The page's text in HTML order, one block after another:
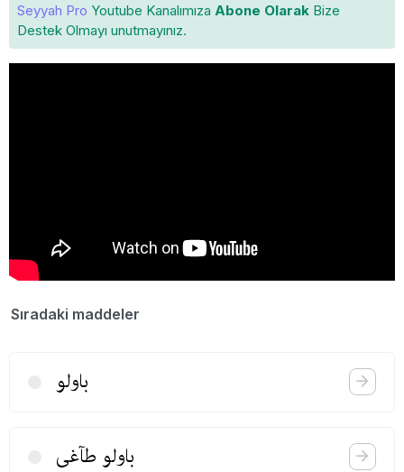
Seyyah Pro Youtube Kanalımıza Abone Olarak Bize
Destek Olmayı unutmayınız.
Sıradaki maddeler
باولو
باولو طآغی